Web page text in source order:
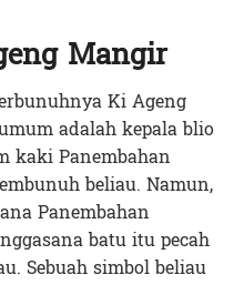
Mangir
Ki Ageng
adalah kepala blio
kaki Panembahan
beliau. Namun,
Panembahan
batu itu pecah
Sebuah simbol beliau